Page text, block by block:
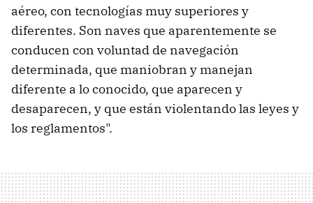
aéreo, con tecnologías muy superiores y
diferentes. Son naves que aparentemente se
conducen con voluntad de navegación
determinada, que maniobran y manejan
diferente a lo conocido, que aparecen y
desaparecen, y que están violentando las leyes y
los reglamentos".